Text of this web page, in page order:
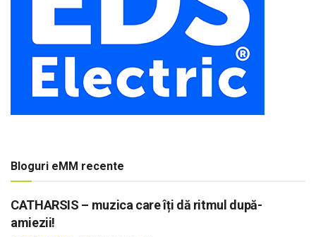
Bloguri eMM recente
CATHARSIS – muzica care îți dă ritmul după-
amiezii!